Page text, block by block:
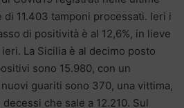
11.403 tamponi processati. Ieri i
di positività è al 12,6%, in lieve
La Sicilia è al decimo posto
sono 15.980, con un
guariti sono 370, una vittima,
che sale a 12.210. Sul